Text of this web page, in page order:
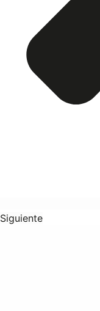
Siguiente